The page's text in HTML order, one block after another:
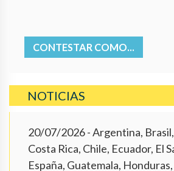
CONTESTAR COMO...
NOTICIAS
20/07/2026- Argentina,
Costa Rica, Chile, Ecuador, El
España, Guatemala,